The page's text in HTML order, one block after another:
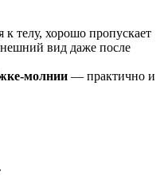
к телу, хорошо пропускает
вид даже после
молнии — практично и